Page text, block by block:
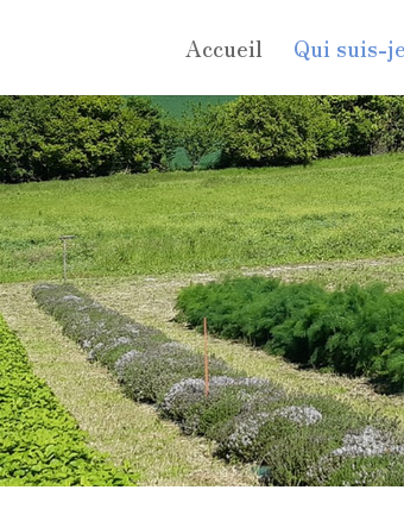
Accueil Qui suis-